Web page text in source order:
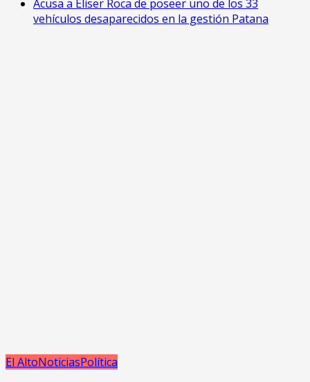
‎Acusa a Eliser Roca de poseer uno de los 33
vehículos desaparecidos en la gestión Patana
El AltoNoticiasPolítica